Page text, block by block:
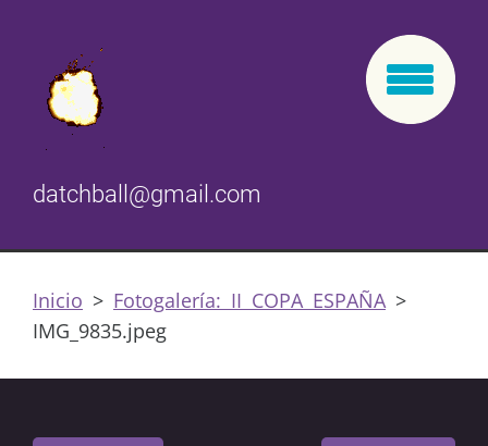
datchball@gmail.com
Inicio > Fotogalería: II COPA ESPAÑA >
IMG_9835.jpeg